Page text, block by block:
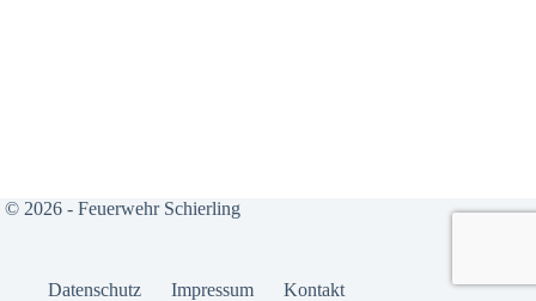
© 2026 - Feuerwehr Schierling
Daten­schutz Impres­sum Kon­takt